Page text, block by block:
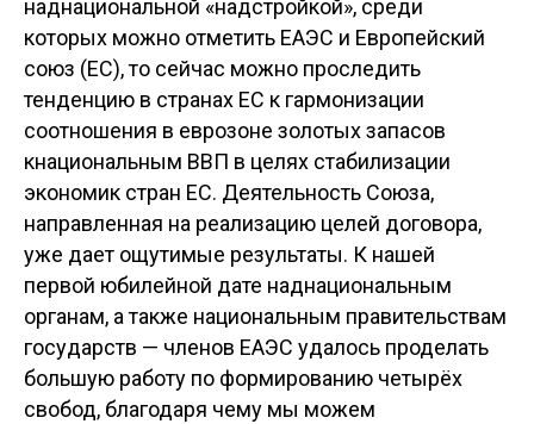
наднациональной «надстройкой», среди
которых можно отметить ЕАЭС и Европейский
союз (ЕС), то сейчас можно проследить
тенденцию в странах ЕС к гармонизации
соотношения в еврозоне золотых запасов
кнациональным ВВП в целях стабилизации
экономик стран ЕС. Деятельность Союза,
направленная на реализацию целей договора,
уже дает ощутимые результаты. К нашей
первой юбилейной дате наднациональным
органам, а также национальным правительствам
государств — членов ЕАЭС удалось проделать
большую работу по формированию четырёх
свобод, благодаря чему мы можем